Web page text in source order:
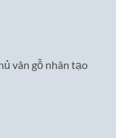
vân gỗ nhân tạo